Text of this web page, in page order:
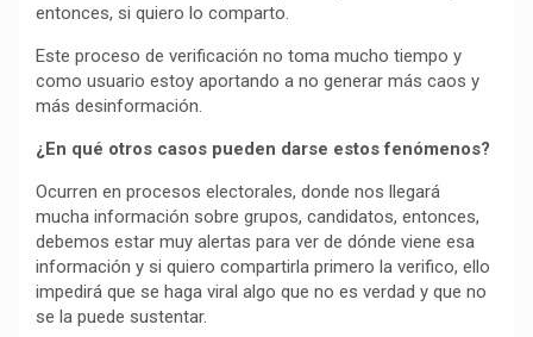
entonces, si quiero lo comparto.
Este proceso de verificación no toma mucho tiempo y
como usuario estoy aportando a no generar más caos y
más desinformación.
¿En qué otros casos pueden darse estos fenómenos?
Ocurren en procesos electorales, donde nos llegará
mucha información sobre grupos, candidatos, entonces,
debemos estar muy alertas para ver de dónde viene esa
información y si quiero compartirla primero la verifico, ello
impedirá que se haga viral algo que no es verdad y que no
se la puede sustentar.